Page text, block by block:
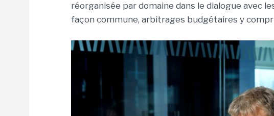
réorganisée par domaine dans le dialogue avec
façon commune, arbitrages budgétaires y